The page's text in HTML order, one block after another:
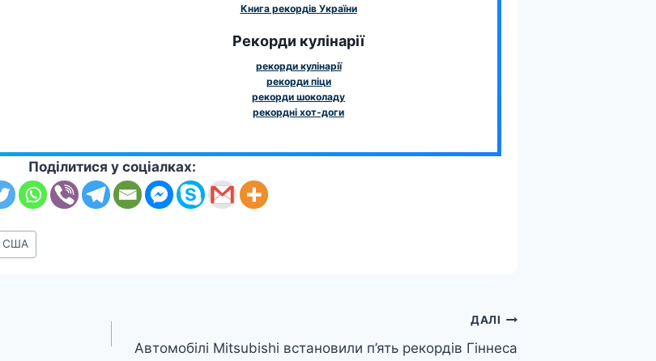
Книга рекордів України
Рекорди кулінарії
рекорди кулінарії
рекорди піци
рекорди шоколаду
рекордні хот-доги
Поділитися у соціалках:
США
ДАЛІ
Автомобілі Mitsubishi встановили п’ять рекордів Гіннеса